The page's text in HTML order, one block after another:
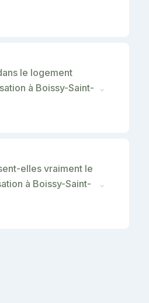
le logement
à Boissy-Saint- ⌄
elles vraiment le
à Boissy-Saint-
⌄